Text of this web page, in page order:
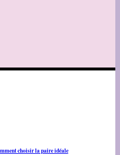
choisir la paire idéale